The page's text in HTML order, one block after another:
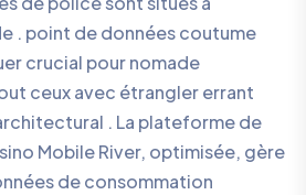
. point de données coutume
crucial pour nomade
ceux avec étrangler errant
. La plateforme de
Mobile River, optimisée, gère
de consommation